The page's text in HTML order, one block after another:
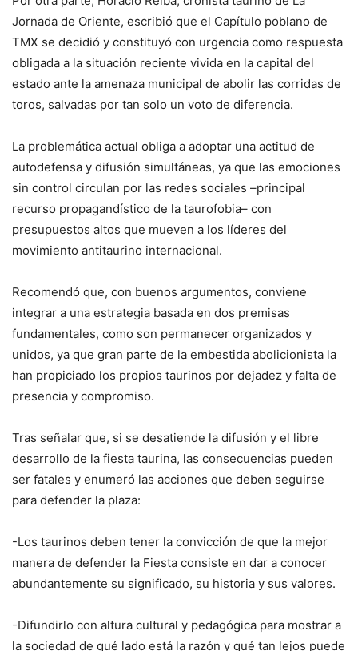
Jornada de Oriente, escribió que el Capítulo poblano de
TMX se decidió y constituyó con urgencia como respuesta
obligada a la situación reciente vivida en la capital del
estado ante la amenaza municipal de abolir las corridas de
toros, salvadas por tan solo un voto de diferencia.
La problemática actual obliga a adoptar una actitud de
autodefensa y difusión simultáneas, ya que las emociones
sin control circulan por las redes sociales –principal
recurso propagandístico de la taurofobia– con
presupuestos altos que mueven a los líderes del
movimiento antitaurino internacional.
Recomendó que, con buenos argumentos, conviene
integrar a una estrategia basada en dos premisas
fundamentales, como son permanecer organizados y
unidos, ya que gran parte de la embestida abolicionista la
han propiciado los propios taurinos por dejadez y falta de
presencia y compromiso.
Tras señalar que, si se desatiende la difusión y el libre
desarrollo de la fiesta taurina, las consecuencias pueden
ser fatales y enumeró las acciones que deben seguirse
para defender la plaza:
-Los taurinos deben tener la convicción de que la mejor
manera de defender la Fiesta consiste en dar a conocer
abundantemente su significado, su historia y sus valores.
-Difundirlo con altura cultural y pedagógica para mostrar a
la sociedad de qué lado está la razón y qué tan lejos puede